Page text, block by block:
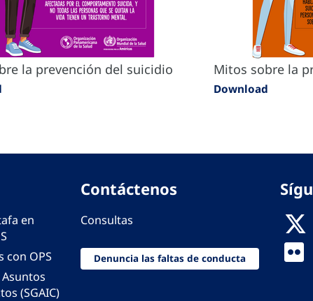
la prevención del suicidio Mitos sobre la
Download
en
con OPS
(SGAIC)
Contáctenos
Consultas
Denuncia las faltas de conducta